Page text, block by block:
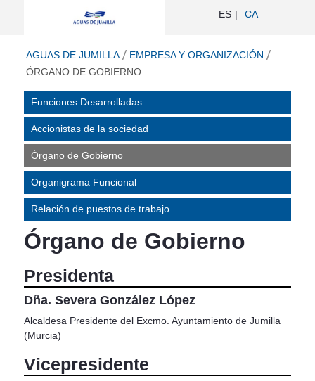
Órgano de Gobierno - Aguas de
ES CA
AGUAS DE JUMILLA
EMPRESA Y ORGANIZACIÓN
ÓRGANO DE GOBIERNO
Funciones Desarrolladas
Accionistas de la sociedad
Órgano de Gobierno
Organigrama Funcional
Relación de puestos de trabajo
Órgano de Gobierno
Presidenta
Dña. Severa González López
Alcaldesa Presidente del Excmo. Ayuntamiento de Jumilla
(Murcia)
Vicepresidente